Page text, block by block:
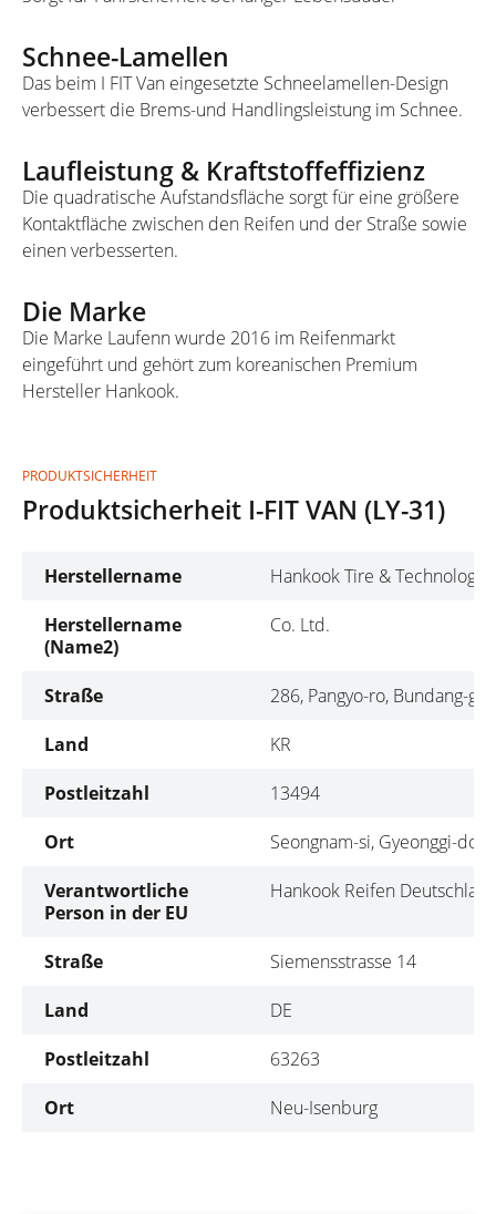
Schnee-Lamellen
Das beim I FIT Van eingesetzte Schneelamellen-Design
verbessert die Brems-und Handlingsleistung im Schnee.
Laufleistung & Kraftstoffeffizienz
Die quadratische Aufstandsfläche sorgt für eine größere
Kontaktfläche zwischen den Reifen und der Straße sowie
einen verbesserten.
Die Marke
Die Marke Laufenn wurde 2016 im Reifenmarkt
eingeführt und gehört zum koreanischen Premium
Hersteller Hankook.
PRODUKTSICHERHEIT
Produktsicherheit I-FIT VAN (LY-31)
Herstellername
Hankook Tire & Technology
Herstellername
(Name2)
Co. Ltd.
Straße
286, Pangyo-ro, Bundang-gu
Land
KR
Postleitzahl
13494
Ort
Seongnam-si, Gyeonggi-do
Verantwortliche
Person in der EU
Hankook Reifen
Straße
Siemensstrasse 14
Land
DE
Postleitzahl
63263
Ort
Neu-Isenburg